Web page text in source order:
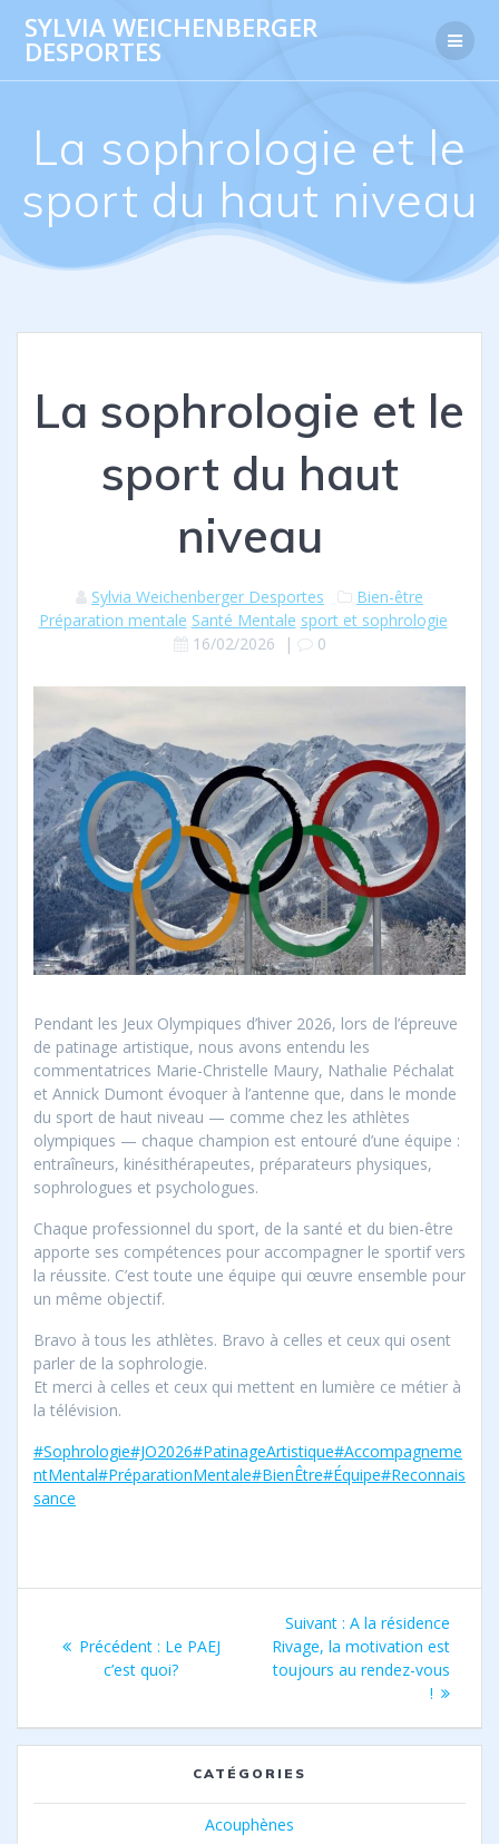
to
SYLVIA WEICHENBERGER
DESPORTES
La sophrologie et le
sport du haut niveau
La sophrologie et le
sport du haut
niveau
Sylvia Weichenberger Desportes
Bien-être
Préparation mentale Santé Mentale sport et sophrologie
16/02/2026 | 0
Pendant les Jeux Olympiques d’hiver 2026, lors de l’épreuve
de patinage artistique, nous avons entendu les
commentatrices Marie-Christelle Maury, Nathalie Péchalat
et Annick Dumont évoquer à l’antenne que, dans le monde
du sport de haut niveau — comme chez les athlètes
olympiques — chaque champion est entouré d’une équipe :
entraîneurs, kinésithérapeutes, préparateurs physiques,
sophrologues et psychologues.
Chaque professionnel du sport, de la santé et du bien-être
apporte ses compétences pour accompagner le sportif vers
la réussite. C’est toute une équipe qui œuvre ensemble pour
un même objectif.
Bravo à tous les athlètes. Bravo à celles et ceux qui osent
parler de la sophrologie.
Et merci à celles et ceux qui mettent en lumière ce métier à
la télévision.
#Sophrologie#JO2026#PatinageArtistique#Accompagneme
ntMental#PréparationMentale#BienÊtre#Équipe#Reconnais
sance
de
Précédent : Article
précédent
Le PAEJ
c’est quoi?
Suivant : Article
suivant
:
A la résidence
Rivage, la motivation est
toujours au rendez-vous
!
CATÉGORIES
Acouphènes